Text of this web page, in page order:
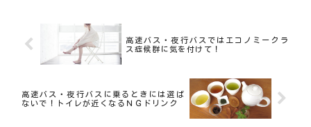
高速バス・夜行バスではエコノミークラ
ス症候群に気を付けて！
高速バス・夜行バスに乗るときには選ば
ないで！トイレが近くなるＮＧドリンク